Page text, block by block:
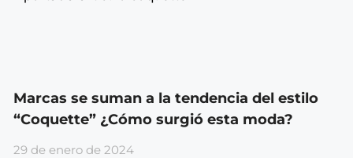
Marcas se suman a la tendencia del estilo
“Coquette” ¿Cómo surgió esta moda?
29 de enero de 2024